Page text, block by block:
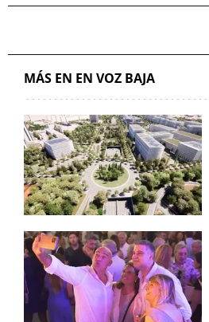
MÁS EN EN VOZ BAJA